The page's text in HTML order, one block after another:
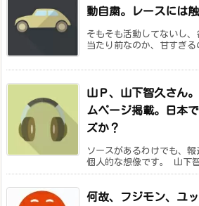
動自粛。レースには触
そもそも活動してないし
当たり前なのか、甘すぎ
山Ｐ、山下智久さん
ムページ掲載。日本
ズか？
ソースがあるわけでも、
個人的な想像です。 山下
何故、フジモン、ユ